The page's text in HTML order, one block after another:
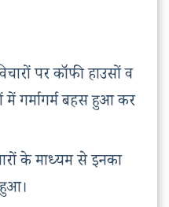
पर कॉफी हाउसों व
में गर्मागर्म बहस हुआ कर
के माध्यम से इनका
हुआ।